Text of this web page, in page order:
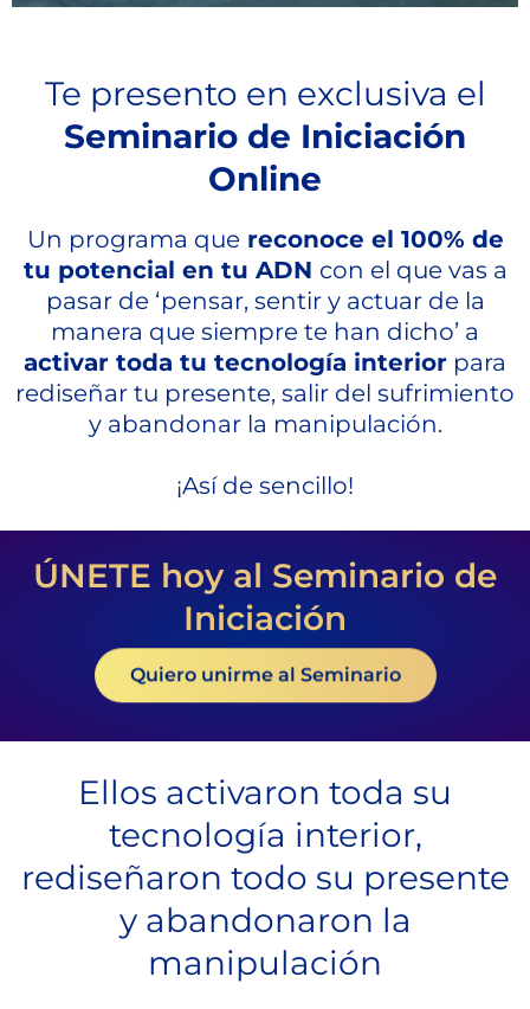
Te presento en exclusiva el
Seminario de Iniciación
Online
Un programa quereconoce el 100% de
tu potencial en tu ADN con el que vas a
pasar de ‘pensar, sentir y actuar de la
manera que siempre te han dicho’ a
activar toda tu tecnología interior para
rediseñar tu presente, salir del sufrimiento
y abandonar la manipulación.
¡Así de sencillo!
ÚNETE hoy al Seminario de
Iniciación
Quiero unirme al Seminario
Ellos activaron toda su
tecnología interior,
rediseñaron todo su presente
y abandonaron la
manipulación